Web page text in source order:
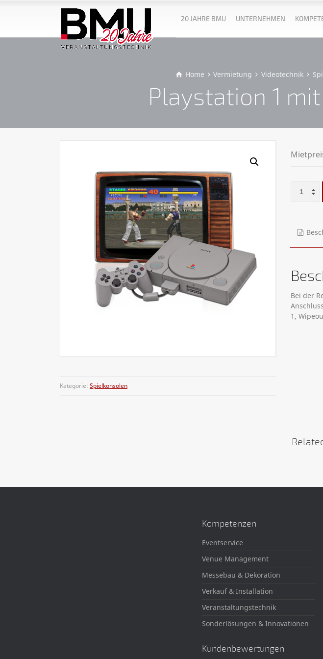
20 JAHRE BMU UNTERNEHMEN
Home Vermietung Videotechnik
Playstation 1
Kategorie: Spielkonsolen
Bei der
1,
Kompetenzen
Eventservice
Venue Management
Messebau & Dekoration
Verkauf & Installation
Veranstaltungstechnik
Sonderlösungen & Innovationen
Kundenbewertungen